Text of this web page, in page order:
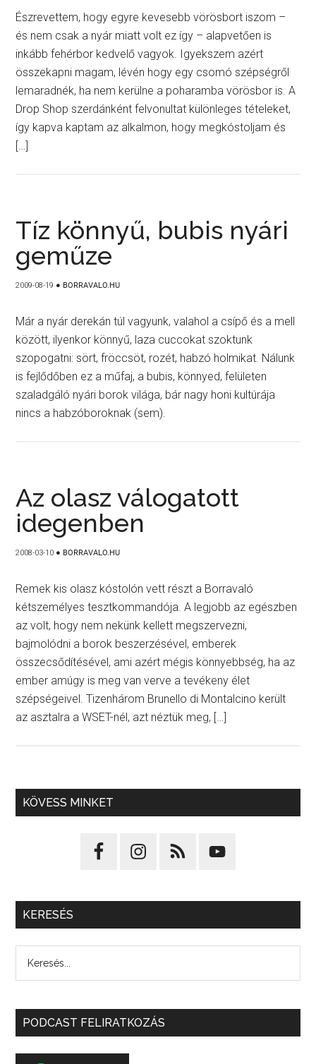
Észrevettem, hogy egyre kevesebb vörösbort iszom –
és nem csak a nyár miatt volt ez így – alapvetően is
inkább fehérbor kedvelő vagyok. Igyekszem azért
összekapni magam, lévén hogy egy csomó szépségről
lemaradnék, ha nem kerülne a poharamba vörösbor is. A
Drop Shop szerdánként felvonultat különleges tételeket,
így kapva kaptam az alkalmon, hogy megkóstoljam és
[…]
Tíz könnyű, bubis nyári
geműze
2009-08-19 ● BORRAVALO.HU
Már a nyár derekán túl vagyunk, valahol a csípő és a mell
között, ilyenkor könnyű, laza cuccokat szoktunk
szopogatni: sört, fröccsöt, rozét, habzó holmikat. Nálunk
is fejlődőben ez a műfaj, a bubis, könnyed, felületen
szaladgáló nyári borok világa, bár nagy honi kultúrája
nincs a habzóboroknak (sem).
Az olasz válogatott
idegenben
2008-03-10 ● BORRAVALO.HU
Remek kis olasz kóstolón vett részt a Borravaló
kétszemélyes tesztkommandója. A legjobb az egészben
az volt, hogy nem nekünk kellett megszervezni,
bajmolódni a borok beszerzésével, emberek
összecsődítésével, ami azért mégis könnyebbség, ha az
ember amúgy is meg van verve a tevékeny élet
szépségeivel. Tizenhárom Brunello di Montalcino került
az asztalra a WSET-nél, azt néztük meg, […]
KÖVESS MINKET
KERESÉS
PODCAST FELIRATKOZÁS